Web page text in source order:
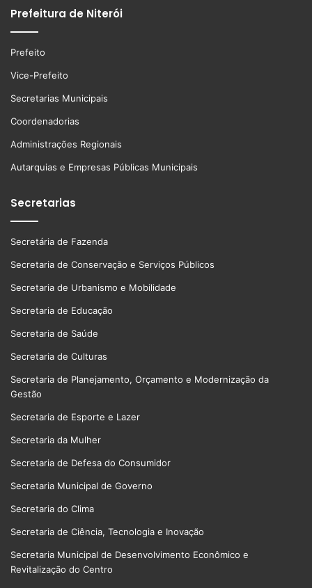
Prefeitura de Niterói
Prefeito
Vice-Prefeito
Secretarias Municipais
Coordenadorias
Administrações Regionais
Autarquias e Empresas Públicas Municipais
Secretarias
Secretária de Fazenda
Secretaria de Conservação e Serviços Públicos
Secretaria de Urbanismo e Mobilidade
Secretaria de Educação
Secretaria de Saúde
Secretaria de Culturas
Secretaria de Planejamento, Orçamento e Modernização da
Gestão
Secretaria de Esporte e Lazer
Secretaria da Mulher
Secretaria de Defesa do Consumidor
Secretaria Municipal de Governo
Secretaria do Clima
Secretaria de Ciência, Tecnologia e Inovação
Secretaria Municipal de Desenvolvimento Econômico e
Revitalização do Centro